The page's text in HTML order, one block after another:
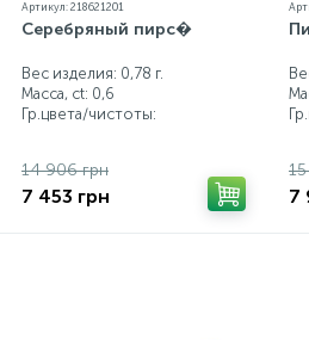
Артикул: 218621201
Серебряный пирс�
Вес изделия: 0,78 г.
Масса, ct: 0,6
Гр.цвета/чистоты:
14 906 грн
7 453 грн 7